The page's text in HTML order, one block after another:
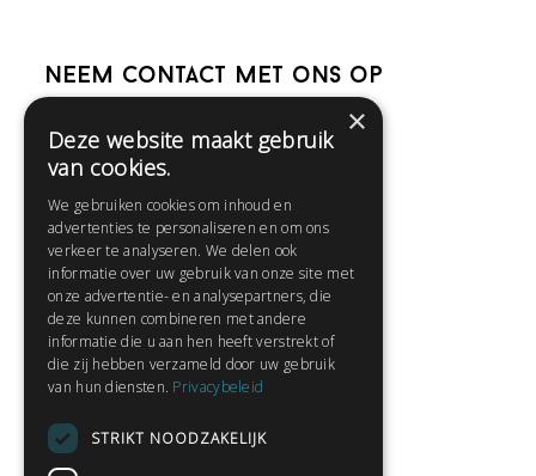
Neem contact met ons op
Help
Contact
Huisregels
Snel naar:
Gratis aanmelden
Privacybeleid
×
Deze website maakt gebruik
van cookies.
We gebruiken cookies om inhoud en
advertenties te personaliseren en om ons
verkeer te analyseren. We delen ook
informatie over uw gebruik van onze site met
onze advertentie- en analysepartners, die
deze kunnen combineren met andere
informatie die u aan hen heeft verstrekt of
die zij hebben verzameld door uw gebruik
van hun diensten. Privacybeleid
STRIKT NOODZAKELIJK